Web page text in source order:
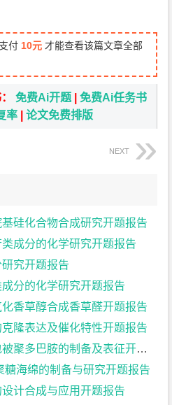
付 10元 才能查看该篇文章全部
：免费Ai开题 |免费Ai任务书
率 |论文免费排版
NEXT
硅化合物合成研究开题报告
成分的化学研究开题报告
究开题报告
分的化学研究开题报告
香草醇合成香草醛开题报告
隆表达及催化特性开题报告
多巴胺的制备及表征开题报告
糖海绵的制备与研究开题报告
计合成与应用开题报告